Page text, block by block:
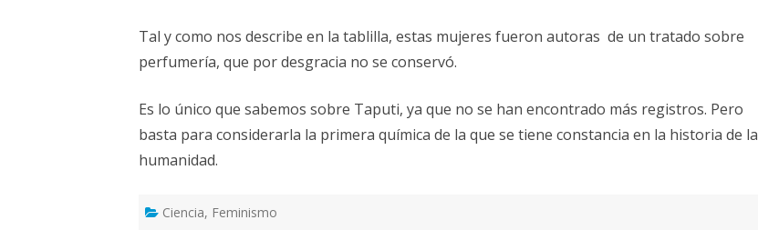
Tal y como nos describe en la tablilla, estas mujeres fueron autoras de un tratado sobre
perfumería, que por desgracia no se conservó.
Es lo único que sabemos sobre Taputi, ya que no se han encontrado más registros. Pero
basta para considerarla la primera química de la que se tiene constancia en la historia de la
humanidad.
Ciencia, Feminismo